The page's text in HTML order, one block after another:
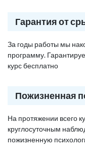
Гарантия от
За годы работы мы
программу.
курс бесплатно
Пожизненная
На протяжении всего
круглосуточным
пожизненную